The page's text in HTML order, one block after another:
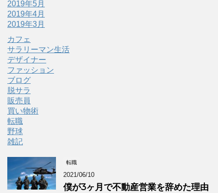
2019年5月
2019年4月
2019年3月
カフェ
サラリーマン生活
デザイナー
ファッション
ブログ
脱サラ
販売員
買い物術
転職
野球
雑記
転職
2021/06/10
僕が3ヶ月で不動産営業を辞めた理由